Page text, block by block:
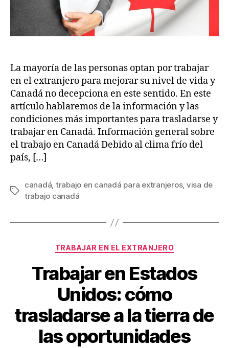
La mayoría de las personas optan por trabajar
en el extranjero para mejorar su nivel de vida y
Canadá no decepciona en este sentido. En este
artículo hablaremos de la información y las
condiciones más importantes para trasladarse y
trabajar en Canadá. Información general sobre
el trabajo en Canadá Debido al clima frío del
país, […]
Tags
canadá, trabajo en canadá para extranjeros, visa de
trabajo canadá
Categories
TRABAJAR EN EL EXTRANJERO
Trabajar en Estados
Unidos: cómo
trasladarse a la tierra de
las oportunidades
y
V
ia
A
g
u